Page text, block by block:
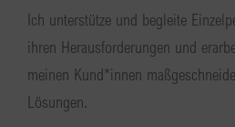
Ich unterstütze und begleite
ihren Herausforderungen und
meinen Kund*innen
Lösungen.